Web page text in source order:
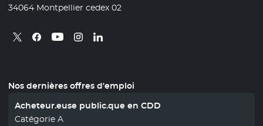
34064 Montpellier cedex 02
Retrouvez nous sur X
- Nouvelle fenêtre
Retrouvez nous sur Facebook
- Nouvelle fenêtre
Retrouvez nous sur Youtube
- Nouvelle fenêtre
Retrouvez nous sur Instagram
- Nouvelle fenêtre
Retrouvez nous sur Linkedin
- Nouvelle fenêtre
Nos dernières offres d'emploi
Acheteur.euse public.que en CDD
Catégorie A